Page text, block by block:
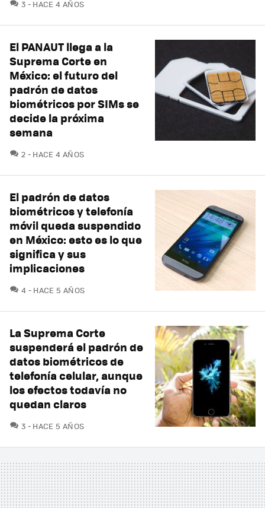
3 HACE 4 AÑOS
El PANAUT llega a la
Suprema Corte en
México: el futuro del
padrón de datos
biométricos por SIMs se
decide la próxima
semana
2 COMENTARIOS
HACE 4 AÑOS
El padrón de datos
biométricos y telefonía
móvil queda suspendido
en México: esto es lo que
significa y sus
implicaciones
4 COMENTARIOS
HACE 5 AÑOS
La Suprema Corte
suspenderá el padrón de
datos biométricos de
telefonía celular, aunque
los efectos todavía no
quedan claros
3 COMENTARIOS
HACE 5 AÑOS